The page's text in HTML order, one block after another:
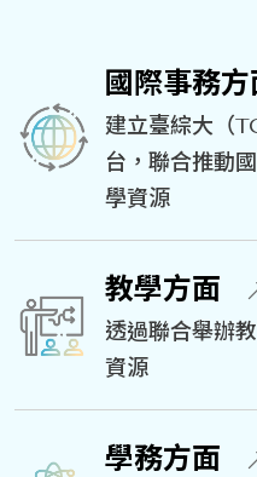
國際事務方
建立臺綜大（
台，聯合推動
學資源
教學方面
透過聯合舉辦
資源
學務方面